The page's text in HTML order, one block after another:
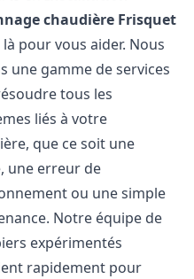
chaudière Frisquet
là pour vous aider. Nous
une gamme de services
tous les
liés à votre
que ce soit une
une erreur de
ou une simple
Notre équipe de
expérimentés
rapidement pour